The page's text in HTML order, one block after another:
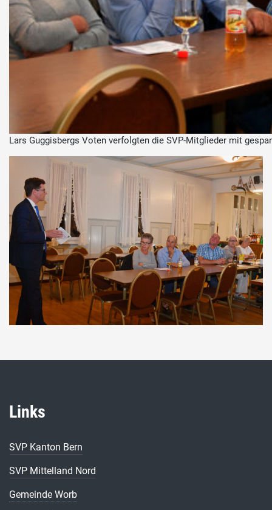
Lars Guggisbergs Voten verfolgten die SVP-Mitglieder mit
Links
SVP Kanton Bern
SVP Mittelland Nord
Gemeinde Worb